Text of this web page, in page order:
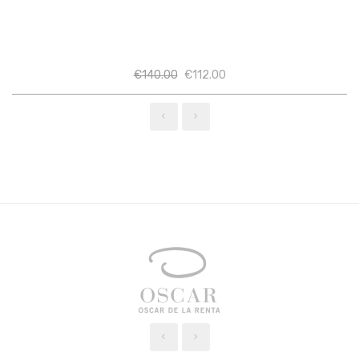
€140.00 Ποσότητα
€112.00Ποσότητα